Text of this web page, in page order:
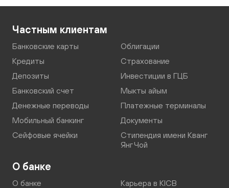
Частным клиентам
Банковские карты
Кредиты
Депозиты
Банковский счет
Денежные переводы
Мобильный банкинг
Сейфовые ячейки
Облигации
Страхование
Инвестиции в ГЦБ
Мыкты айым
Платежные терминалы
Документы
Стипендия имени Кванг
Янг Чой
О банке
О банке
Карьера в KICB